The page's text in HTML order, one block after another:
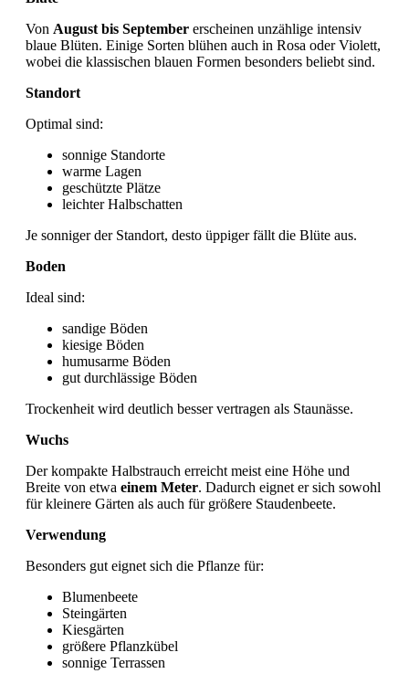
Von August bis September erscheinen unzählige intensiv
blaue Blüten. Einige Sorten blühen auch in Rosa oder Violett,
wobei die klassischen blauen Formen besonders beliebt sind.
Standort
Optimal sind:
sonnige Standorte
warme Lagen
geschützte Plätze
leichter Halbschatten
Je sonniger der Standort, desto üppiger fällt die Blüte aus.
Boden
Ideal sind:
sandige Böden
kiesige Böden
humusarme Böden
gut durchlässige Böden
Trockenheit wird deutlich besser vertragen als Staunässe.
Wuchs
Der kompakte Halbstrauch erreicht meist eine Höhe und
Breite von etwa einem Meter. Dadurch eignet er sich sowohl
für kleinere Gärten als auch für größere Staudenbeete.
Verwendung
Besonders gut eignet sich die Pflanze für:
Blumenbeete
Steingärten
Kiesgärten
größere Pflanzkübel
sonnige Terrassen